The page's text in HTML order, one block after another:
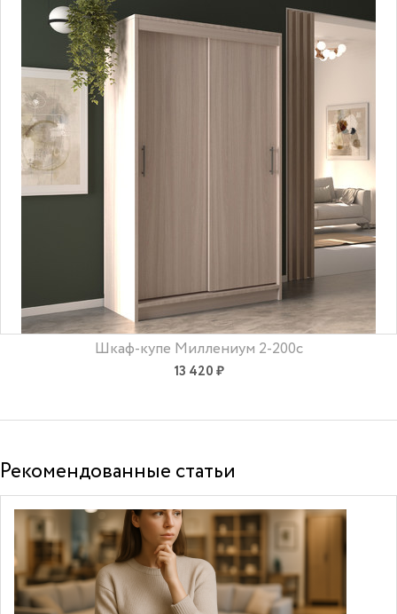
Шкаф-купе Миллениум 2-200c
13 420 ₽
Рекомендованные статьи